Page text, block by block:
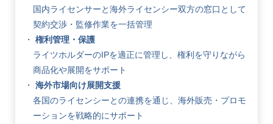
国内ライセンサーと海外ライセンシー双方の窓口として
契約交渉・監修作業を一括管理
権利管理・保護
ライツホルダーのIPを適正に管理し、権利を守りながら
商品化や展開をサポート
海外市場向け展開支援
各国のライセンシーとの連携を通じ、海外販売・プロモ
ーションを戦略的にサポート